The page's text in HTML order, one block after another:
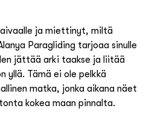
ja miettinyt, miltä
Paragliding tarjoaa sinulle
jättää arki taakse ja liitää
yllä. Tämä ei ole pelkkä
matka, jonka aikana näet
kokea maan pinnalta.